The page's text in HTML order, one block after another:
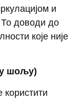
и
доводи до
које није
шољу)